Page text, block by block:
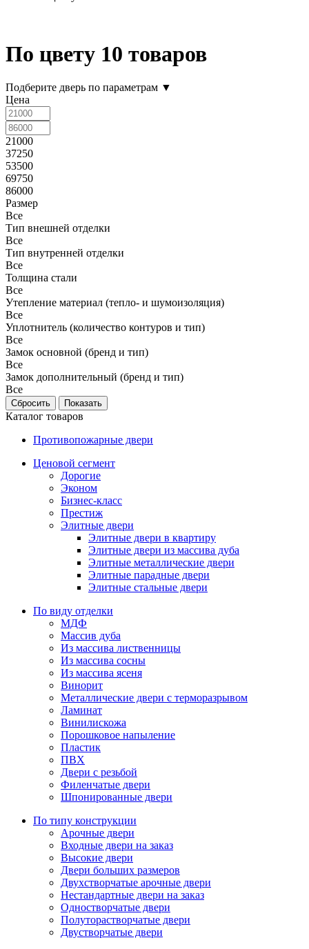
По цвету 10 товаров
Подберите дверь по параметрам ▼
Цена
21000
37250
53500
69750
86000
Размер
Все
Тип внешней отделки
Все
Тип внутренней отделки
Все
Толщина стали
Все
Утепление материал (тепло- и шумоизоляция)
Все
Уплотнитель (количество контуров и тип)
Все
Замок основной (бренд и тип)
Все
Замок дополнительный (бренд и тип)
Все
Каталог товаров
Противопожарные двери
Ценовой сегмент
Дорогие
Эконом
Бизнес-класс
Престиж
Элитные двери
Элитные двери в квартиру
Элитные двери из массива дуба
Элитные металлические двери
Элитные парадные двери
Элитные стальные двери
По виду отделки
МДФ
Массив дуба
Из массива лиственницы
Из массива сосны
Из массива ясеня
Винорит
Металлические двери с терморазрывом
Ламинат
Винилискожа
Порошковое напыление
Пластик
ПВХ
Двери с резьбой
Филенчатые двери
Шпонированные двери
По типу конструкции
Арочные двери
Входные двери на заказ
Высокие двери
Двери больших размеров
Двухстворчатые арочные двери
Нестандартные двери на заказ
Одностворчатые двери
Полуторастворчатые двери
Двустворчатые двери